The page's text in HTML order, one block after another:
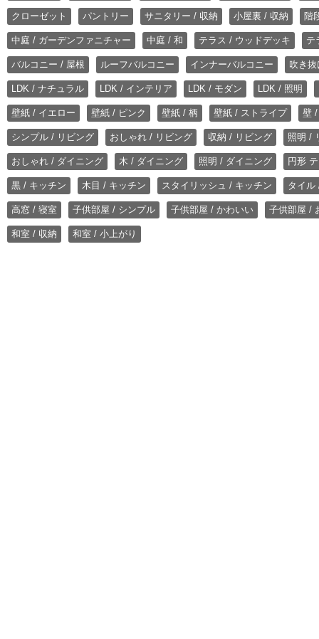
クローゼット パントリー サニタリー / 収納 小屋裏 / 収納 階
中庭 / ガーデンファニチャー 中庭 / 和 テラス / ウッドデッキ テ
バルコニー / 屋根 ルーフバルコニー インナーバルコニー 吹き
LDK / ナチュラル LDK / インテリア LDK / モダン LDK / 照明
壁紙 / イエロー 壁紙 / ピンク 壁紙 / 柄 壁紙 / ストライプ 壁
シンプル / リビング おしゃれ / リビング 収納 / リビング 照明 /
おしゃれ / ダイニング 木 / ダイニング 照明 / ダイニング 円形
黒 / キッチン 木目 / キッチン スタイリッシュ / キッチン タイル
高窓 / 寝室 子供部屋 / シンプル 子供部屋 / かわいい 子供部屋 /
和室 / 収納 和室 / 小上がり